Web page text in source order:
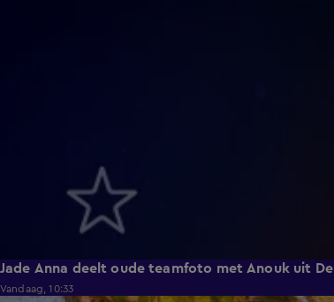
Jade Anna deelt oude teamfoto met Anouk uit
Vandaag, 10:33